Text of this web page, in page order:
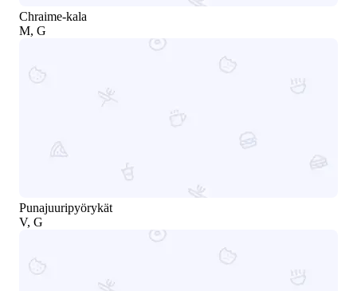
Chraime-kala
M, G
Punajuuripyörykät
V, G